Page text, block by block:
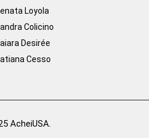
Loyola
Colicino
Desirée
Cesso
AcheiUSA.